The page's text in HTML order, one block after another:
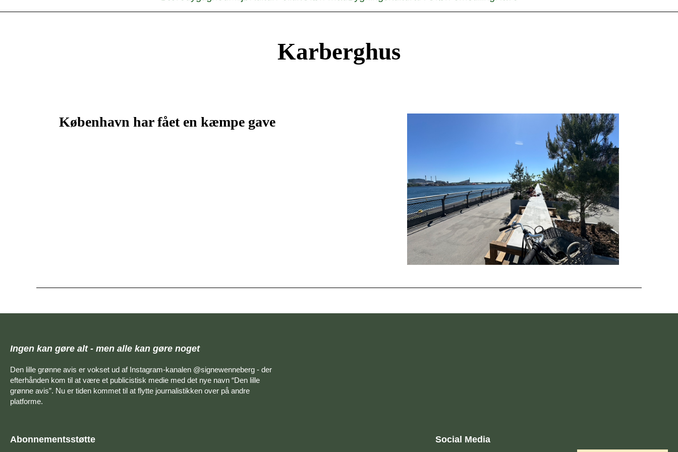
Karberghus
København har fået en kæmpe gave
Ingen kan gøre alt - men alle kan gøre noget
Den lille grønne avis er vokset ud af Instagram-kanalen @signewenneberg - der
efterhånden kom til at være et publicistisk medie med det nye navn “Den lille
grønne avis”. Nu er tiden kommet til at flytte journalistikken over på andre
platforme.
Abonnementsstøtte Social Media